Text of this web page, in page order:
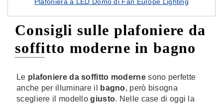
Consigli sulle plafoniere da
soffitto moderne in bagno
Le plafoniere da soffitto modernesono perfette
anche per illuminare il
bagno, però bisogna
scegliere il modellogiusto. Nelle case di oggi la